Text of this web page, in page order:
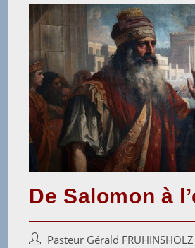
De Salomon à
Pasteur Gérald FRUHINSHOLZ